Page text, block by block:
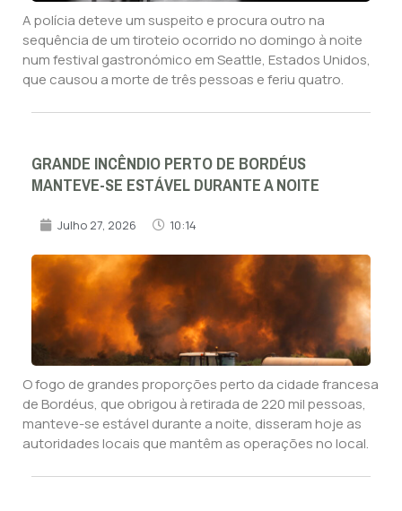
A polícia deteve um suspeito e procura outro na
sequência de um tiroteio ocorrido no domingo à noite
num festival gastronómico em Seattle, Estados Unidos,
que causou a morte de três pessoas e feriu quatro.
GRANDE INCÊNDIO PERTO DE BORDÉUS
MANTEVE-SE ESTÁVEL DURANTE A NOITE
Julho 27, 2026 10:14
O fogo de grandes proporções perto da cidade francesa
de Bordéus, que obrigou à retirada de 220 mil pessoas,
manteve-se estável durante a noite, disseram hoje as
autoridades locais que mantêm as operações no local.